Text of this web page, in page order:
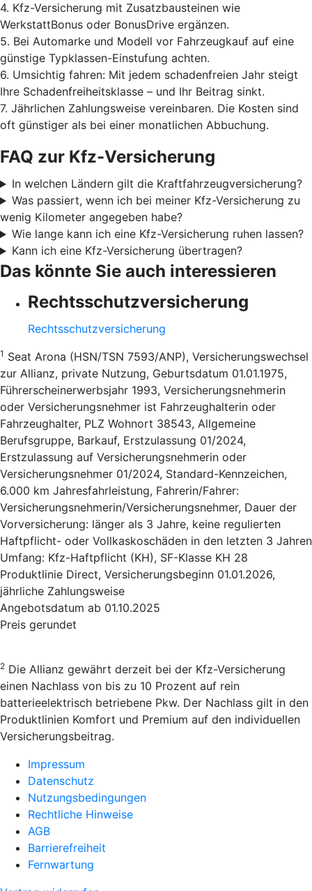
4. Kfz-Versicherung mit Zusatzbausteinen wie
WerkstattBonus oder BonusDrive ergänzen.
5. Bei Automarke und Modell vor Fahrzeugkauf auf eine
günstige Typklassen-Einstufung achten.
6. Umsichtig fahren: Mit jedem schadenfreien Jahr steigt
Ihre Schadenfreiheitsklasse – und Ihr Beitrag sinkt.
7. Jährlichen Zahlungsweise vereinbaren. Die Kosten sind
oft günstiger als bei einer monatlichen Abbuchung.
FAQ zur Kfz-Versicherung
In welchen Ländern gilt die Kraftfahrzeugversicherung?
Was passiert, wenn ich bei meiner Kfz-Versicherung zu
wenig Kilometer angegeben habe?
Wie lange kann ich eine Kfz-Versicherung ruhen lassen?
Kann ich eine Kfz-Versicherung übertragen?
Das könnte Sie auch interessieren
Rechtsschutzversicherung
Rechtsschutzversicherung
1 Seat Arona (HSN/TSN 7593/ANP), Versicherungswechsel
zur Allianz, private Nutzung, Geburtsdatum 01.01.1975,
Führerscheinerwerbsjahr 1993, Versicherungsnehmerin
oder Versicherungsnehmer ist Fahrzeughalterin oder
Fahrzeughalter, PLZ Wohnort 38543, Allgemeine
Berufsgruppe, Barkauf, Erstzulassung 01/2024,
Erstzulassung auf Versicherungsnehmerin oder
Versicherungsnehmer 01/2024, Standard-Kennzeichen,
6.000 km Jahresfahrleistung, Fahrerin/Fahrer:
Versicherungsnehmerin/Versicherungsnehmer, Dauer der
Vorversicherung: länger als 3 Jahre, keine regulierten
Haftpflicht- oder Vollkaskoschäden in den letzten 3 Jahren
Umfang: Kfz-Haftpflicht (KH), SF-Klasse KH 28
Produktlinie Direct, Versicherungsbeginn 01.01.2026,
jährliche Zahlungsweise
Angebotsdatum ab 01.10.2025
Preis gerundet
2 Die Allianz gewährt derzeit bei der Kfz-Versicherung
einen Nachlass von bis zu 10 Prozent auf rein
batterieelektrisch betriebene Pkw. Der Nachlass gilt in den
Produktlinien Komfort und Premium auf den individuellen
Versicherungsbeitrag.
Impressum
Datenschutz
Nutzungsbedingungen
Rechtliche Hinweise
AGB
Barrierefreiheit
Fernwartung